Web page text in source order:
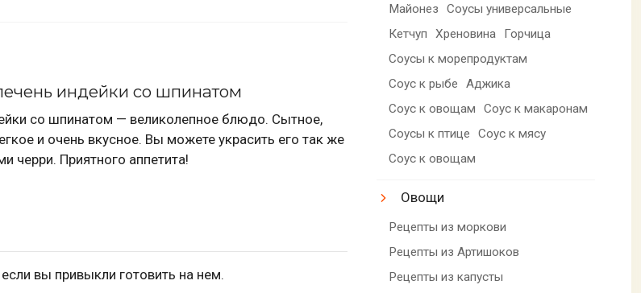
индейки со шпинатом
со шпинатом — великолепное блюдо. Сытное,
и очень вкусное. Вы можете украсить его так же
черри. Приятного аппетита!
вы привыкли готовить на нем.
Майонез
Соусы универсальные
Кетчуп
Хреновина
Горчица
Соусы к морепродуктам
Соус к рыбе
Аджика
Соус к овощам
Соус к макаронам
Соусы к птице
Соус к мясу
Соус к овощам
Овощи
Рецепты из моркови
Рецепты из Артишоков
Рецепты из капусты